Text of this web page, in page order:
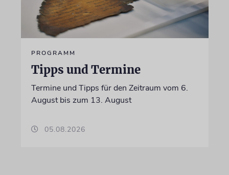
PROGRAMM
Tipps und Termine
Termine und Tipps für den Zeitraum vom 6.
August bis zum 13. August
05.08.2026